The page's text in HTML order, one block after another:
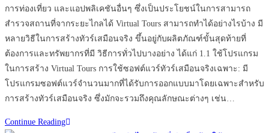
การท่องเที่ยว และแอปพลิเคชันอื่นๆ ซึ่งเป็นประโยชน์ในการสามารถ
สำรวจสถานที่จากระยะไกลได้ Virtual Tours สามารถทำได้อย่างไรบ้าง มี
หลายวิธีในการสร้างทัวร์เสมือนจริง ขึ้นอยู่กับผลิตภัณฑ์ขั้นสุดท้ายที่
ต้องการและทรัพยากรที่มี วิธีการทั่วไปบางอย่าง ได้แก่ 1.1 ใช้โปรแกรม
ในการสร้าง Virtual Tours การใช้ซอฟต์แวร์ทัวร์เสมือนจริงเฉพาะ: มี
โปรแกรมซอฟต์แวร์จำนวนมากที่ได้รับการออกแบบมาโดยเฉพาะสำหรับ
การสร้างทัวร์เสมือนจริง ซึ่งมักจะรวมถึงคุณลักษณะต่างๆ เช่น…
Continue Readingเทคโนโลยี